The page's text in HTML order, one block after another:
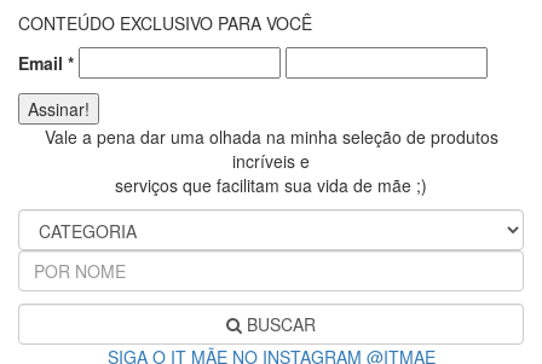
CONTEÚDO EXCLUSIVO PARA VOCÊ
Email *
Vale a pena dar uma olhada na minha seleção de produtos
incríveis e
serviços que facilitam sua vida de mãe ;)
BUSCAR
SIGA O IT MÃE NO INSTAGRAM @ITMAE